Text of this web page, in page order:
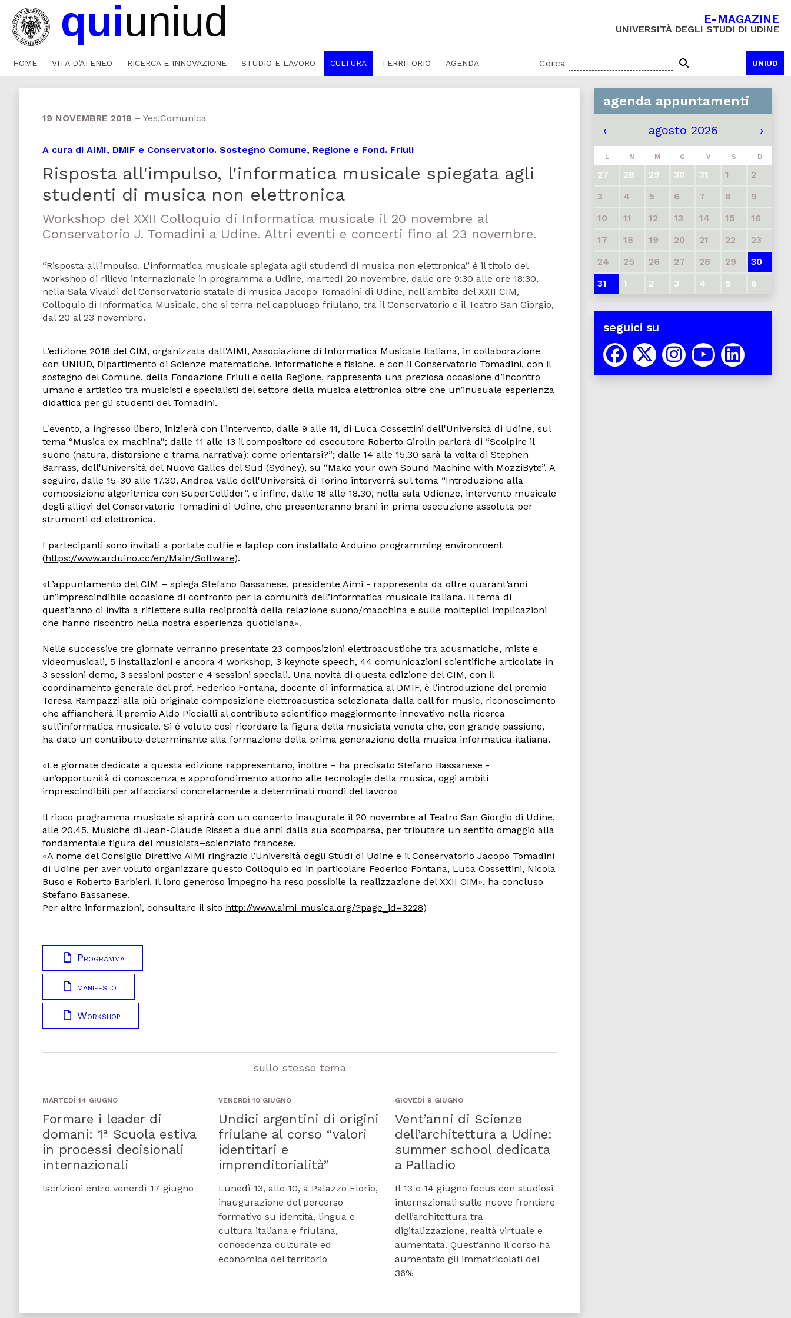
E-MAGAZINE
UNIVERSITÀ DEGLI STUDI DI UDINE
HOME VITA D’ATENEO RICERCA E INNOVAZIONE STUDIO E LAVORO CULTURA TERRITORIO AGENDA Cerca UNIUD
19 NOVEMBRE 2018 – Yes!Comunica
A cura di AIMI, DMIF e Conservatorio. Sostegno Comune, Regione e Fond. Friuli
Risposta all'impulso, l'informatica musicale spiegata agli
studenti di musica non elettronica
Workshop del XXII Colloquio di Informatica musicale il 20 novembre al
Conservatorio J. Tomadini a Udine. Altri eventi e concerti fino al 23 novembre.
“Risposta all'impulso. L'informatica musicale spiegata agli studenti di musica non elettronica” è il titolo del
workshop di rilievo internazionale in programma a Udine, martedì 20 novembre, dalle ore 9:30 alle ore 18:30,
nella Sala Vivaldi del Conservatorio statale di musica Jacopo Tomadini di Udine, nell'ambito del XXII CIM,
Colloquio di Informatica Musicale, che si terrà nel capoluogo friulano, tra il Conservatorio e il Teatro San Giorgio,
dal 20 al 23 novembre.
L’edizione 2018 del CIM, organizzata dall'AIMI, Associazione di Informatica Musicale Italiana, in collaborazione
con UNIUD, Dipartimento di Scienze matematiche, informatiche e fisiche, e con il Conservatorio Tomadini, con il
sostegno del Comune, della Fondazione Friuli e della Regione, rappresenta una preziosa occasione d’incontro
umano e artistico tra musicisti e specialisti del settore della musica elettronica oltre che un’inusuale esperienza
didattica per gli studenti del Tomadini.
L'evento, a ingresso libero, inizierà con l'intervento, dalle 9 alle 11, di Luca Cossettini dell'Università di Udine, sul
tema “Musica ex machina”; dalle 11 alle 13 il compositore ed esecutore Roberto Girolin parlerà di “Scolpire il
suono (natura, distorsione e trama narrativa): come orientarsi?”; dalle 14 alle 15.30 sarà la volta di Stephen
Barrass, dell'Università del Nuovo Galles del Sud (Sydney), su “Make your own Sound Machine with MozziByte”. A
seguire, dalle 15-30 alle 17.30, Andrea Valle dell'Università di Torino interverrà sul tema “Introduzione alla
composizione algoritmica con SuperCollider”, e infine, dalle 18 alle 18.30, nella sala Udienze, intervento musicale
degli allievi del Conservatorio Tomadini di Udine, che presenteranno brani in prima esecuzione assoluta per
strumenti ed elettronica.
I partecipanti sono invitati a portate cuffie e laptop con installato Arduino programming environment
(https://www.arduino.cc/en/Main/Software).
«L’appuntamento del CIM – spiega Stefano Bassanese, presidente Aimi - rappresenta da oltre quarant’anni
un’imprescindibile occasione di confronto per la comunità dell’informatica musicale italiana. Il tema di
quest’anno ci invita a riflettere sulla reciprocità della relazione suono/macchina e sulle molteplici implicazioni
che hanno riscontro nella nostra esperienza quotidiana».
Nelle successive tre giornate verranno presentate 23 composizioni elettroacustiche tra acusmatiche, miste e
videomusicali, 5 installazioni e ancora 4 workshop, 3 keynote speech, 44 comunicazioni scientifiche articolate in
3 sessioni demo, 3 sessioni poster e 4 sessioni speciali. Una novità di questa edizione del CIM, con il
coordinamento generale del prof. Federico Fontana, docente di informatica al DMIF, è l’introduzione del premio
Teresa Rampazzi alla più originale composizione elettroacustica selezionata dalla call for music, riconoscimento
che affiancherà il premio Aldo Piccialli al contributo scientifico maggiormente innovativo nella ricerca
sull’informatica musicale. Si è voluto così ricordare la figura della musicista veneta che, con grande passione,
ha dato un contributo determinante alla formazione della prima generazione della musica informatica italiana.
«Le giornate dedicate a questa edizione rappresentano, inoltre – ha precisato Stefano Bassanese -
un’opportunità di conoscenza e approfondimento attorno alle tecnologie della musica, oggi ambiti
imprescindibili per affacciarsi concretamente a determinati mondi del lavoro»
Il ricco programma musicale si aprirà con un concerto inaugurale il 20 novembre al Teatro San Giorgio di Udine,
alle 20.45. Musiche di Jean-Claude Risset a due anni dalla sua scomparsa, per tributare un sentito omaggio alla
fondamentale figura del musicista–scienziato francese.
«A nome del Consiglio Direttivo AIMI ringrazio l’Università degli Studi di Udine e il Conservatorio Jacopo Tomadini
di Udine per aver voluto organizzare questo Colloquio ed in particolare Federico Fontana, Luca Cossettini, Nicola
Buso e Roberto Barbieri. Il loro generoso impegno ha reso possibile la realizzazione del XXII CIM», ha concluso
Stefano Bassanese.
Per altre informazioni, consultare il sito http://www.aimi-musica.org/?page_id=3228)
Programma
manifesto
Workshop
sullo stesso tema
MARTEDÌ 14 GIUGNO
Formare i leader di
domani: 1ª Scuola estiva
in processi decisionali
internazionali
Iscrizioni entro venerdì 17 giugno
VENERDÌ 10 GIUGNO
Undici argentini di origini
friulane al corso “valori
identitari e
imprenditorialità”
Lunedì 13, alle 10, a Palazzo Florio,
inaugurazione del percorso
formativo su identità, lingua e
cultura italiana e friulana,
conoscenza culturale ed
economica del territorio
GIOVEDÌ 9 GIUGNO
Vent’anni di Scienze
dell’architettura a Udine:
summer school dedicata
a Palladio
Il 13 e 14 giugno focus con studiosi
internazionali sulle nuove frontiere
dell’architettura tra
digitalizzazione, realtà virtuale e
aumentata. Quest’anno il corso ha
aumentato gli immatricolati del
36%
agenda appuntamenti
‹ agosto 2026 ›
L M M G V S D
27 28 29 30 31 1
2
3
4 5 6 7 8
9
10
11 12 13 14 15
16
17
18 19 20 21 22
23
24
25 26 27 28 29
30
31
1 2 3 4 5 6
seguici su